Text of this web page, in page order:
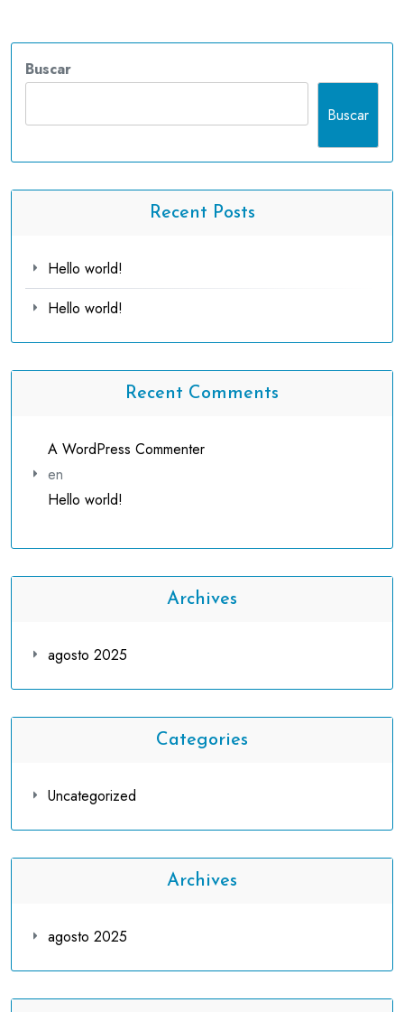
Buscar
Buscar
Recent Posts
Hello world!
Hello world!
Recent Comments
A WordPress Commenter
en
Hello world!
Archives
agosto 2025
Categories
Uncategorized
Archives
agosto 2025